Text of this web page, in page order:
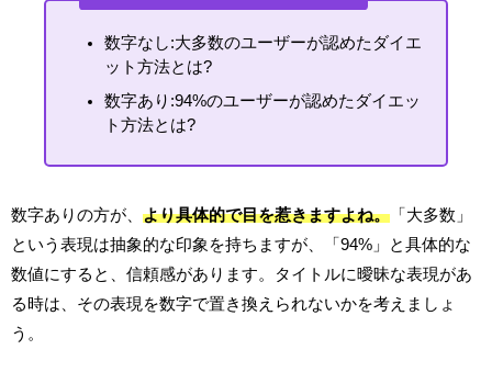
数字なし:大多数のユーザーが認めたダイエ
ット方法とは?
数字あり:94%のユーザーが認めたダイエッ
ト方法とは?
数字ありの方が、 より具体的で目を惹きますよね。 「大多数」
という表現は抽象的な印象を持ちますが、「94%」と具体的な
数値にすると、信頼感があります。タイトルに曖昧な表現があ
る時は、その表現を数字で置き換えられないかを考えましょ
う。